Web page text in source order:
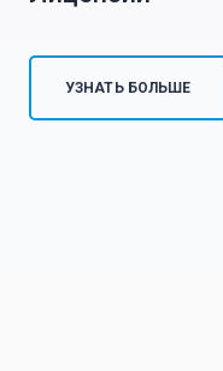
УЗНАТЬ БОЛЬШЕ